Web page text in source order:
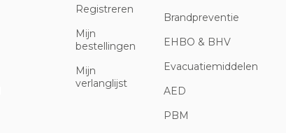
Registreren
Mijn
bestellingen
Mijn
verlanglijst
Brandpreventie
EHBO & BHV
Evacuatiemiddelen
AED
PBM